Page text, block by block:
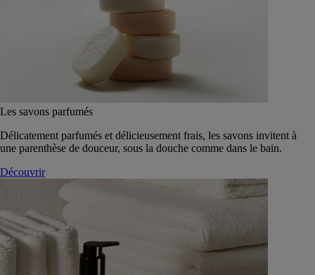
Les savons parfumés
Délicatement parfumés et délicieusement frais, les savons invitent à
une parenthèse de douceur, sous la douche comme dans le bain.
Découvrir